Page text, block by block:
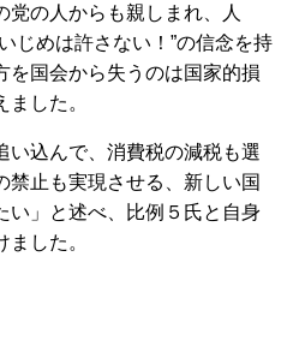
の人からも親しまれ、人
じめは許さない！”の信念を持
を国会から失うのは国家的損
した。
込んで、消費税の減税も選
禁止も実現させる、新しい国
い」と述べ、比例５氏と自身
した。